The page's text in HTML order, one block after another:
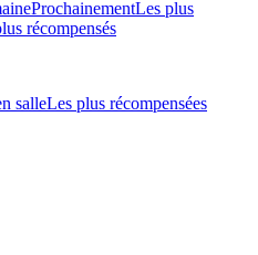
ProchainementLes plus
récompensés
salleLes plus récompensées